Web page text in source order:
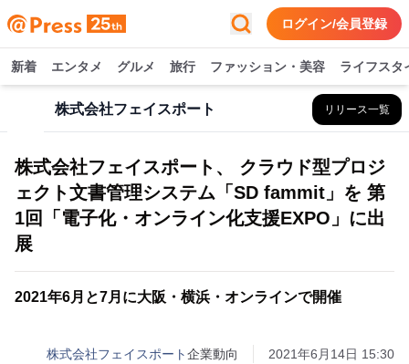
ログイン/会員登録
新着 エンタメ グルメ 旅行 ファッション・美容 ライフスタ
株式会社フェイスポート リリース一覧
株式会社フェイスポート、 クラウド型プロジ
ェクト文書管理システム「SD fammit」を 第
1回「電子化・オンライン化支援EXPO」に出
展
2021年6月と7月に大阪・横浜・オンラインで開催
株式会社フェイスポート企業動向 2021年6月14日 15:30